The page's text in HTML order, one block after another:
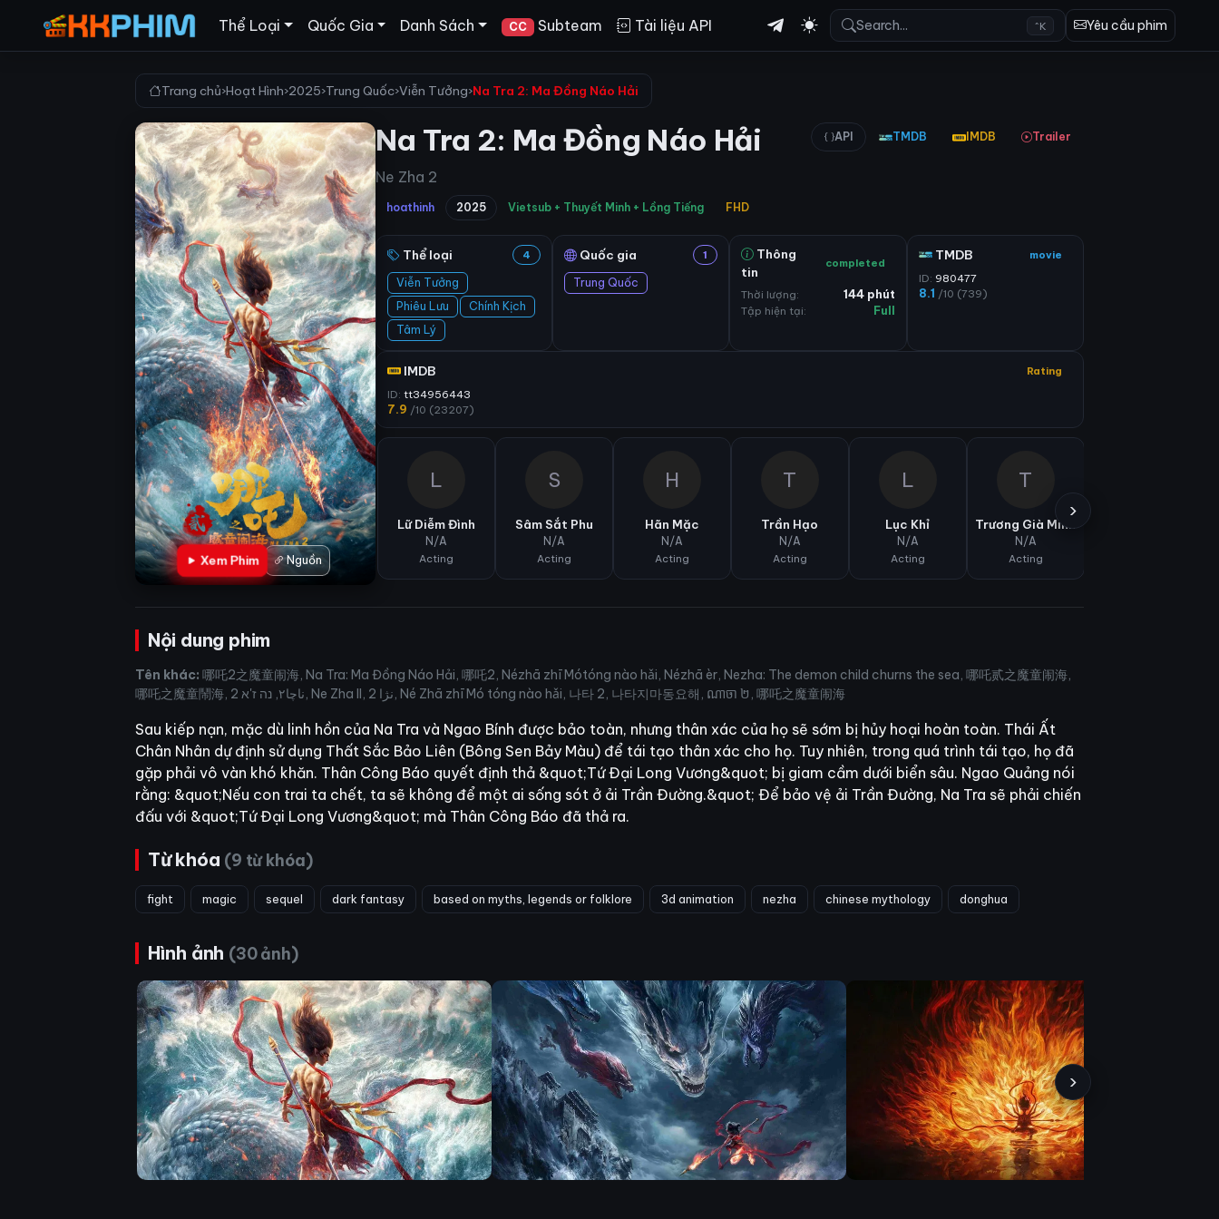
Thể Loại Quốc Gia Danh Sách CC Subteam Tài liệu API Search... ^K Yêu cầu phim
Trang chủ›Hoạt Hình›2025›Trung Quốc›Viễn Tưởng›Na Tra 2: Ma Đồng Náo Hải
Xem Phim Nguồn
Na Tra 2: Ma Đồng Náo Hải
Ne Zha 2
API TMDB IMDB Trailer
hoathinh 2025 Vietsub + Thuyết Minh + Lồng Tiếng FHD
Thể loại 4
Viễn Tưởng
Phiêu Lưu
Chính Kịch
Tâm Lý
Quốc gia 1
Trung Quốc
Thông
tin
completed
Thời lượng:
144 phút
Tập hiện tại:
Full
TMDB movie
ID: 980477
8.1 /10 (739)
IMDB Rating
ID: tt34956443
7.9 /10 (23207)
L
Lữ Diễm Đình
N/A
Acting
S
Sâm Sắt Phu
N/A
Acting
H
Hãn Mặc
N/A
Acting
T
Trần Hạo
N/A
Acting
L
Lục Khỉ
N/A
Acting
T
Trương Già Minh
N/A
Acting
›
Nội dung phim
Tên khác: 哪吒2之魔童闹海, Na Tra: Ma Đồng Náo Hải, 哪吒2, Nézhā zhī Mótóng nào hǎi, Nézhā èr, Nezha: The demon child churns the sea, 哪吒贰之魔童闹海,
哪吒之魔童鬧海, ناچا٢, נה ז'א 2, Ne Zha II, نژا 2, Né Zhā zhī Mó tóng nào hǎi, 나타 2, 나타지마동요해, ណាចា ២, 哪吒之魔童闹海
Sau kiếp nạn, mặc dù linh hồn của Na Tra và Ngao Bính được bảo toàn, nhưng thân xác của họ sẽ sớm bị hủy hoại hoàn toàn. Thái Ất
Chân Nhân dự định sử dụng Thất Sắc Bảo Liên (Bông Sen Bảy Màu) để tái tạo thân xác cho họ. Tuy nhiên, trong quá trình tái tạo, họ đã
gặp phải vô vàn khó khăn. Thân Công Báo quyết định thả &quot;Tứ Đại Long Vương&quot; bị giam cầm dưới biển sâu. Ngao Quảng nói
rằng: &quot;Nếu con trai ta chết, ta sẽ không để một ai sống sót ở ải Trần Đường.&quot; Để bảo vệ ải Trần Đường, Na Tra sẽ phải chiến
đấu với &quot;Tứ Đại Long Vương&quot; mà Thân Công Báo đã thả ra.
Từ khóa (9 từ khóa)
fight magic sequel dark fantasy based on myths, legends or folklore 3d animation nezha chinese mythology donghua
Hình ảnh (30 ảnh)
›